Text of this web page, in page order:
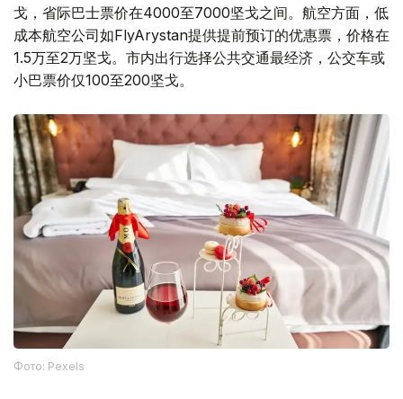
戈，省际巴士票价在4000至7000坚戈之间。航空方面，低
成本航空公司如FlyArystan提供提前预订的优惠票，价格在
1.5万至2万坚戈。市内出行选择公共交通最经济，公交车或
小巴票价仅100至200坚戈。
Фото: Pexels